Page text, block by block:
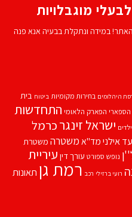
מוגבלויות
במידה ונתקלת בבעיה אנא פנה
היהלומים בחירות מקומיות ביטוח בית
הספארי הפארק הלאומי התחדשות
ילדים ישראל זינגרכרמל
אילנימד''אמשטרה משטרת
נופש ספורט עורך דין עיריית
רועי ברזילי רכב רמת גן תאונות